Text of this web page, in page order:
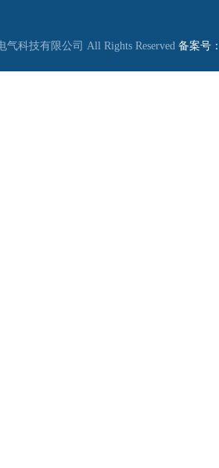
科技有限公司 All Rights Reserved 备案号